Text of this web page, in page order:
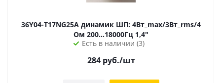
36Y04-T17NG25A динамик ШП: 4Вт_max/3Вт_rms/4
Ом 200...18000Гц 1,4"
Есть в наличии (3)
284руб./шт